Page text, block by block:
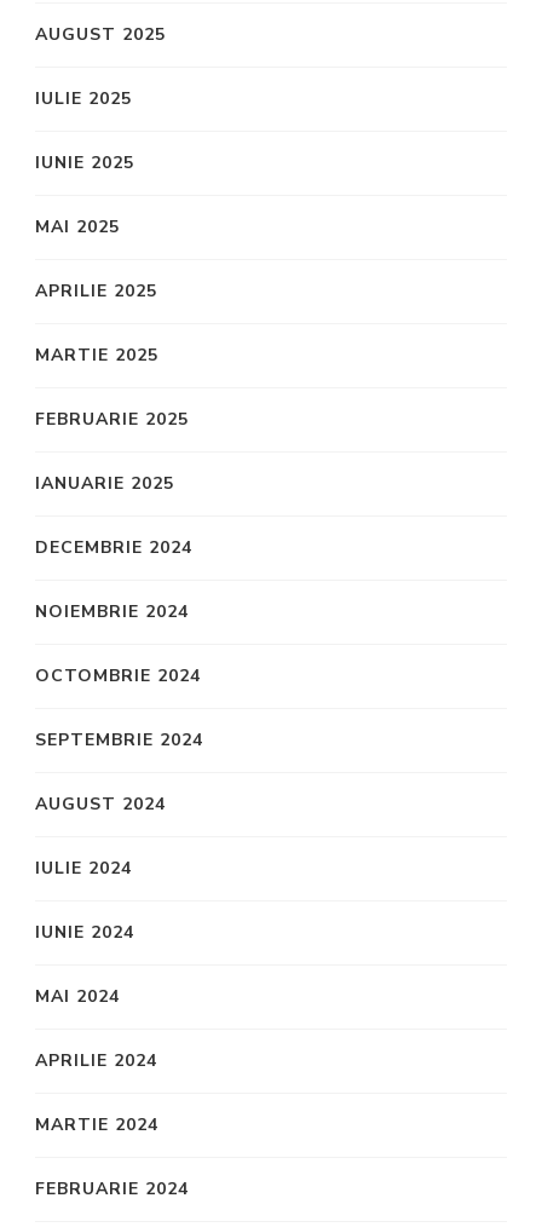
AUGUST 2025
IULIE 2025
IUNIE 2025
MAI 2025
APRILIE 2025
MARTIE 2025
FEBRUARIE 2025
IANUARIE 2025
DECEMBRIE 2024
NOIEMBRIE 2024
OCTOMBRIE 2024
SEPTEMBRIE 2024
AUGUST 2024
IULIE 2024
IUNIE 2024
MAI 2024
APRILIE 2024
MARTIE 2024
FEBRUARIE 2024